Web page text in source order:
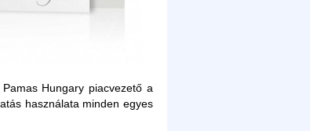
Hungary piacvezető a
használata minden egyes